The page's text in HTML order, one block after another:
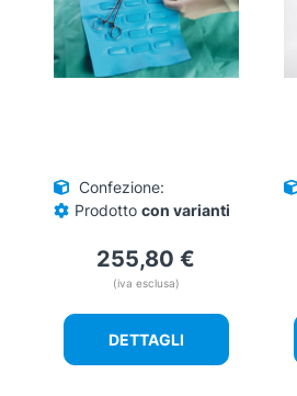
Confezione:
Prodotto con varianti
255,80 €
(iva esclusa)
DETTAGLI